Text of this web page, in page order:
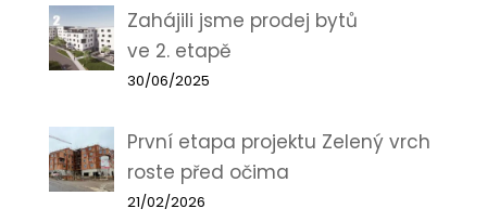
Zahájili jsme prodej bytů
ve 2. etapě
30/06/2025
První etapa projektu Zelený vrch
roste před očima
21/02/2026